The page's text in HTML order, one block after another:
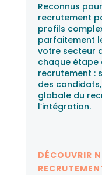
Reconnus
recrutement
profils
parfaitement
votre secteur
chaque étape
recrutement :
des
globale du
l’intégration.
DÉCOUVRIR